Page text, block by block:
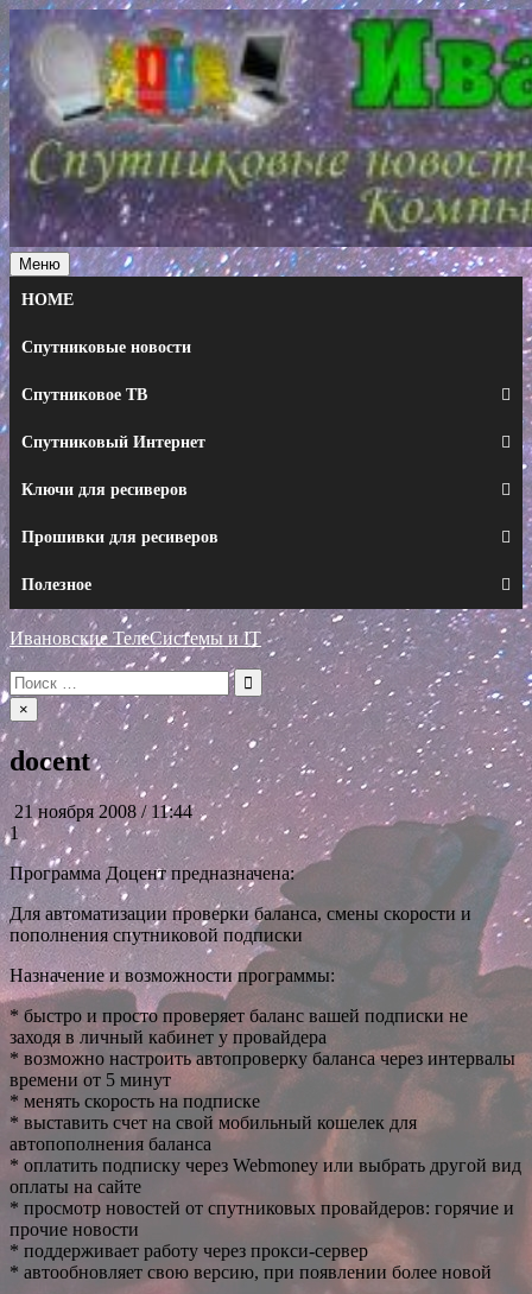
Перейти
к
содержимому
Меню
HOME
Спутниковые новости
Спутниковое ТВ
Спутниковый Интернет
Ключи для ресиверов
Прошивки для ресиверов
Полезное
Ивановские ТелеСистемы и IT
Искать:
×
docent
21 ноября 2008 / 11:44
1
Программа Доцент предназначена:
Для автоматизации проверки баланса, смены скорости и
пополнения спутниковой подписки
Назначение и возможности программы:
* быстро и просто проверяет баланс вашей подписки не
заходя в личный кабинет у провайдера
* возможно настроить автопроверку баланса через интервалы
времени от 5 минут
* менять скорость на подписке
* выставить счет на свой мобильный кошелек для
автопополнения баланса
* оплатить подписку через Webmoney или выбрать другой вид
оплаты на сайте
* просмотр новостей от спутниковых провайдеров: горячие и
прочие новости
* поддерживает работу через прокси-сервер
* автообновляет свою версию, при появлении более новой